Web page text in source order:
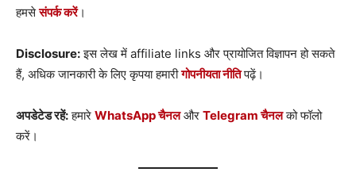
हमसेसंपर्क करें।
Disclosure:इस लेख में affiliate links और प्रायोजित विज्ञापन हो सकते
हैं, अधिक जानकारी के लिए कृपया हमारीगोपनीयता नीतिपढ़ें।
अपडेटेड रहें:हमारे WhatsApp चैनलऔर Telegram चैनलको फॉलो
करें।